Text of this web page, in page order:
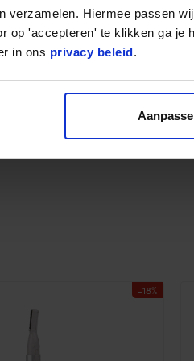
verzamelen. Hiermee passen
op 'accepteren' te klikken ga
in ons privacy beleid.
-18%